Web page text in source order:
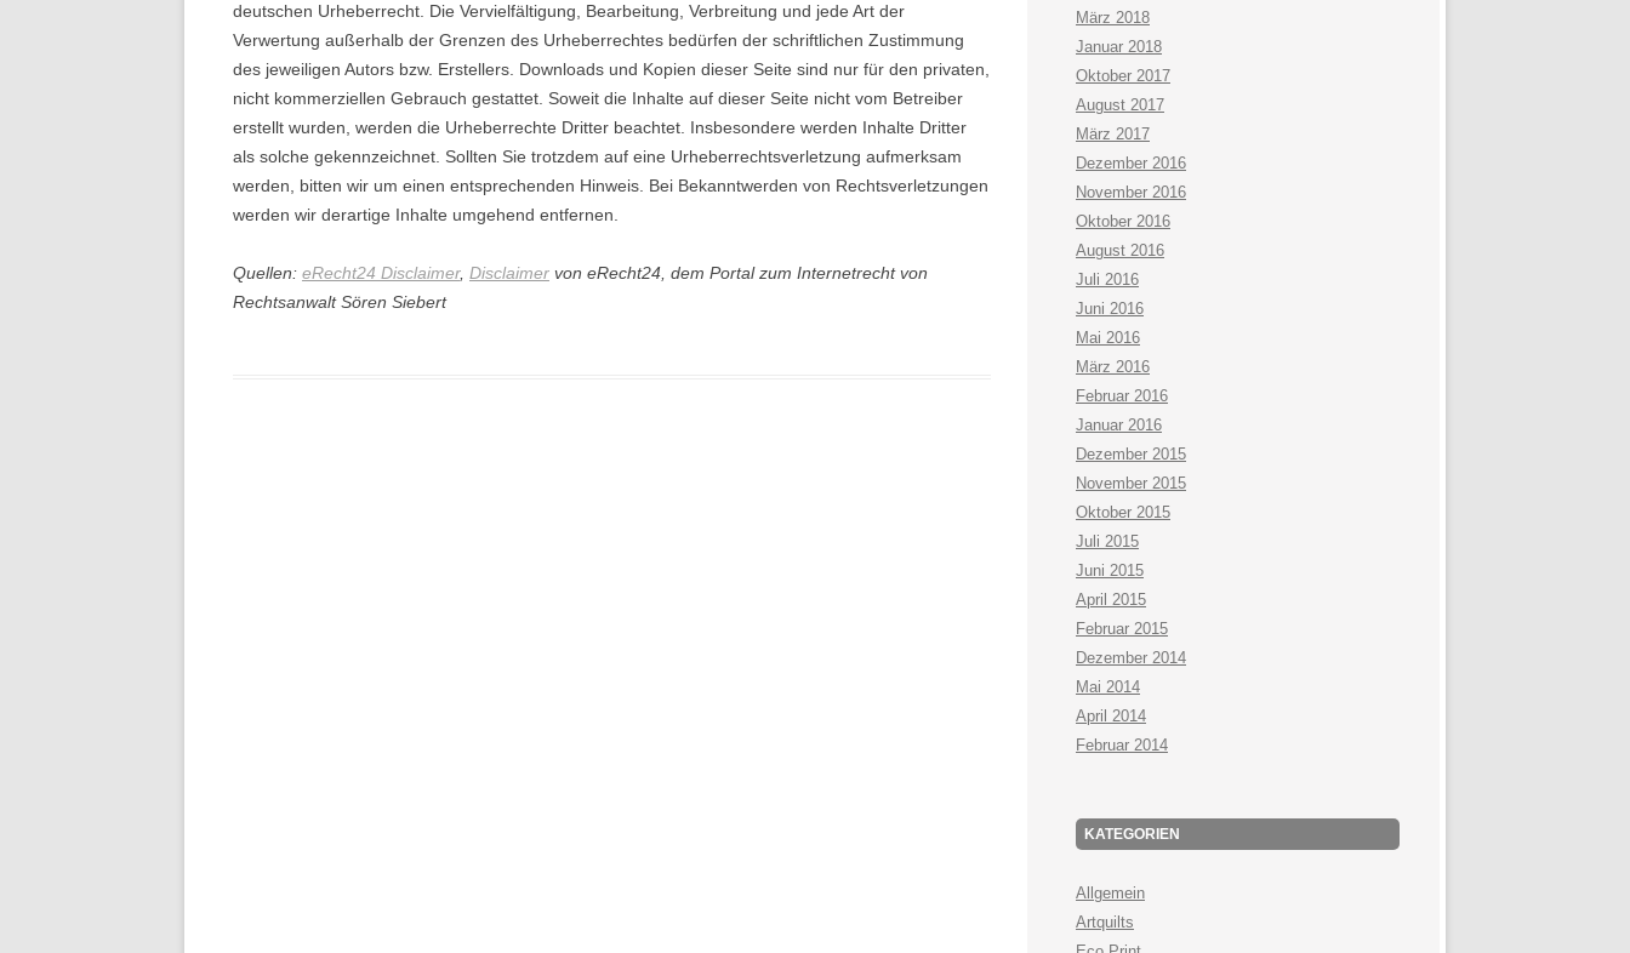
deutschen Urheberrecht. Die Vervielfältigung, Bearbeitung, Verbreitung und jede Art der
Verwertung außerhalb der Grenzen des Urheberrechtes bedürfen der schriftlichen Zustimmung
des jeweiligen Autors bzw. Erstellers. Downloads und Kopien dieser Seite sind nur für den privaten,
nicht kommerziellen Gebrauch gestattet. Soweit die Inhalte auf dieser Seite nicht vom Betreiber
erstellt wurden, werden die Urheberrechte Dritter beachtet. Insbesondere werden Inhalte Dritter
als solche gekennzeichnet. Sollten Sie trotzdem auf eine Urheberrechtsverletzung aufmerksam
werden, bitten wir um einen entsprechenden Hinweis. Bei Bekanntwerden von Rechtsverletzungen
werden wir derartige Inhalte umgehend entfernen.
Quellen: eRecht24 Disclaimer, Disclaimer von eRecht24, dem Portal zum Internetrecht von
Rechtsanwalt Sören Siebert
März 2018
Januar 2018
Oktober 2017
August 2017
März 2017
Dezember 2016
November 2016
Oktober 2016
August 2016
Juli 2016
Juni 2016
Mai 2016
März 2016
Februar 2016
Januar 2016
Dezember 2015
November 2015
Oktober 2015
Juli 2015
Juni 2015
April 2015
Februar 2015
Dezember 2014
Mai 2014
April 2014
Februar 2014
KATEGORIEN
Allgemein
Artquilts